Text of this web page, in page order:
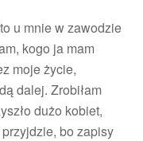
u mnie w zawodzie
kogo ja mam
moje życie,
dalej. Zrobiłam
dużo kobiet,
bo zapisy